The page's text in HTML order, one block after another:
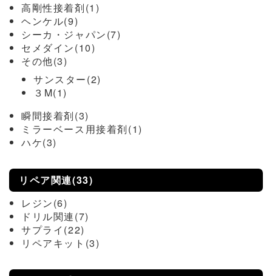
高剛性接着剤(1)
ヘンケル(9)
シーカ・ジャパン(7)
セメダイン(10)
その他(3)
サンスター(2)
３M(1)
瞬間接着剤(3)
ミラーベース用接着剤(1)
ハケ(3)
リペア関連(33)
レジン(6)
ドリル関連(7)
サプライ(22)
リペアキット(3)